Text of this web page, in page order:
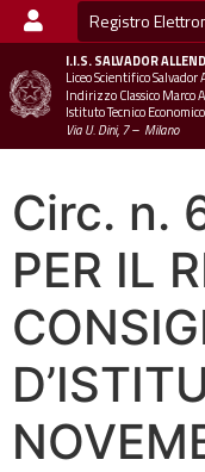
Registro
I.I.S.SALVADOR
Liceo Scientifico Salvador
Indirizzo Classico Marco
Istituto Tecnico
Via U. Dini, 7 – Milano
Circ. n.
PER IL